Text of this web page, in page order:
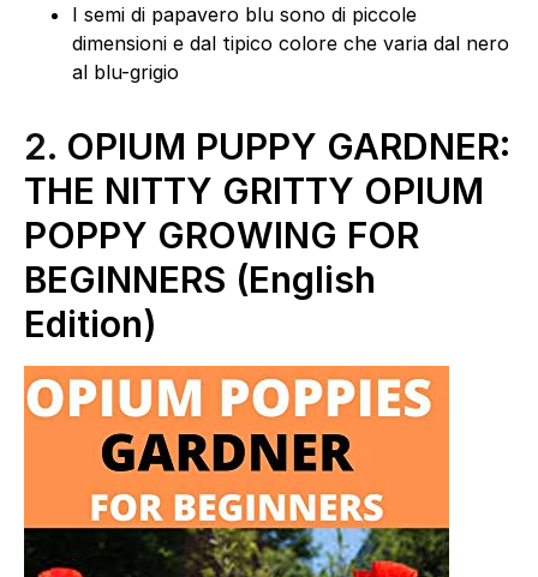
I semi di papavero blu sono di piccole
dimensioni e dal tipico colore che varia dal nero
al blu-grigio
2. OPIUM PUPPY GARDNER:
THE NITTY GRITTY OPIUM
POPPY GROWING FOR
BEGINNERS (English
Edition)